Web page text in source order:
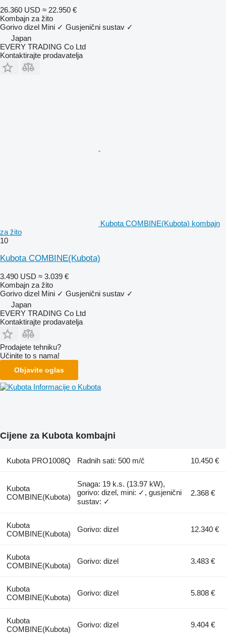
26.360 USD ≈ 22.950 €
Kombajn za žito
Gorivo dizel Mini ✓ Gusjenični sustav ✓
Japan
EVERY TRADING Co Ltd
Kontaktirajte prodavatelja
Kubota COMBINE(Kubota) kombajn
za žito
10
Kubota COMBINE(Kubota)
3.490 USD ≈ 3.039 €
Kombajn za žito
Gorivo dizel Mini ✓ Gusjenični sustav ✓
Japan
EVERY TRADING Co Ltd
Kontaktirajte prodavatelja
Prodajete tehniku?
Učinite to s nama!
Objavite oglas
Informacije o Kubota
Cijene za Kubota kombajni
Kubota PRO1008Q Radnih sati: 500 m/č 10.450 €
Kubota
COMBINE(Kubota)
Snaga: 19 k.s. (13.97 kW),
gorivo: dizel, mini: ✓, gusjenični
sustav: ✓
2.368 €
Kubota
COMBINE(Kubota)
Gorivo: dizel 12.340 €
Kubota
COMBINE(Kubota)
Gorivo: dizel 3.483 €
Kubota
COMBINE(Kubota)
Gorivo: dizel 5.808 €
Kubota
COMBINE(Kubota)
Gorivo: dizel 9.404 €